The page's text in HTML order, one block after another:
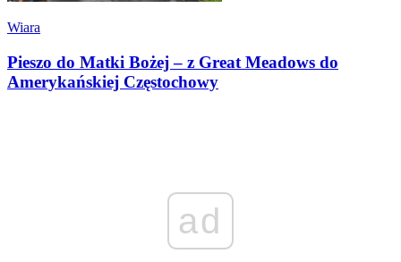
Wiara
Pieszo do Matki Bożej – z Great Meadows do
Amerykańskiej Częstochowy
ad